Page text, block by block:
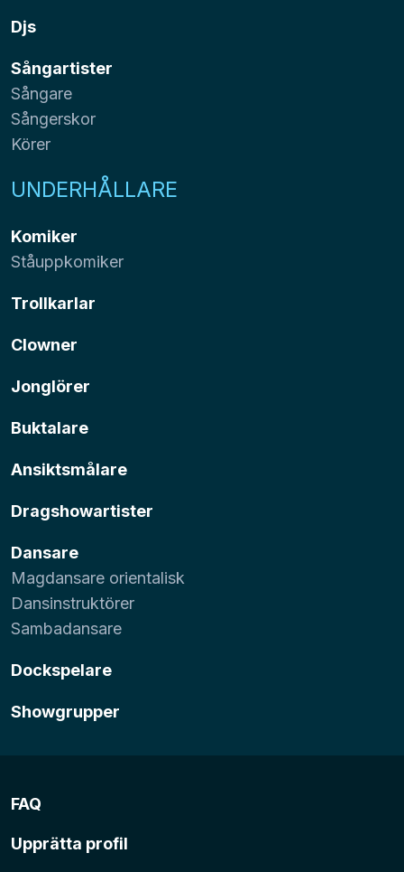
Djs
Sångartister
Sångare
Sångerskor
Körer
UNDERHÅLLARE
Komiker
Ståuppkomiker
Trollkarlar
Clowner
Jonglörer
Buktalare
Ansiktsmålare
Dragshowartister
Dansare
Magdansare orientalisk
Dansinstruktörer
Sambadansare
Dockspelare
Showgrupper
FAQ
Upprätta profil